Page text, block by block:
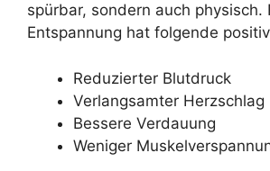
spürbar, sondern auch physisch.
Entspannung hat folgende
Reduzierter Blutdruck
Verlangsamter Herzschlag
Bessere Verdauung
Weniger